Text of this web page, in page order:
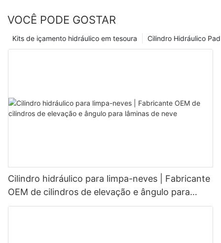
VOCÊ PODE GOSTAR
Cilindro Hidráulico
Kits de içamento hidráulico em tesoura
Cilindro hidráulico para limpa-neves | Fabricante
OEM de cilindros de elevação e ângulo para
lâminas de neve